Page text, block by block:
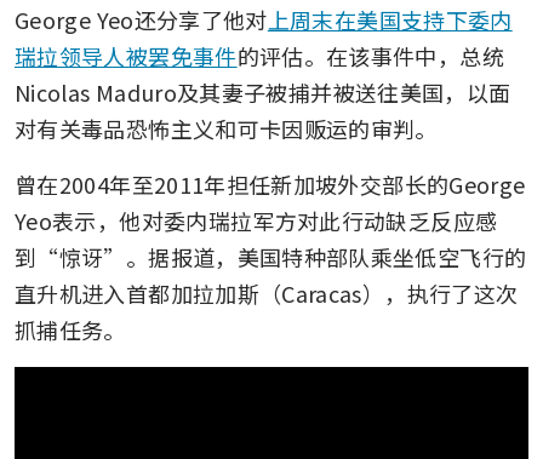
George Yeo还分享了他对 上周末在美国支持下委内
瑞拉领导人被罢免事件的评估。在该事件中，总统
Nicolas Maduro及其妻子被捕并被送往美国，以面
对有关毒品恐怖主义和可卡因贩运的审判。
曾在2004年至2011年担任新加坡外交部长的George
Yeo表示，他对委内瑞拉军方对此行动缺乏反应感
到“惊讶”。据报道，美国特种部队乘坐低空飞行的
直升机进入首都加拉加斯（Caracas），执行了这次
抓捕任务。